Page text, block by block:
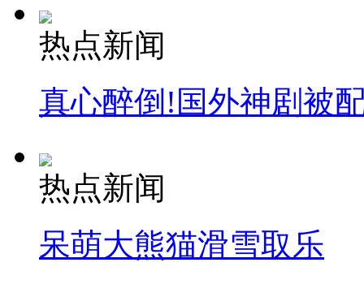
热点新闻
真心醉倒!国外神剧被
热点新闻
呆萌大熊猫滑雪取乐